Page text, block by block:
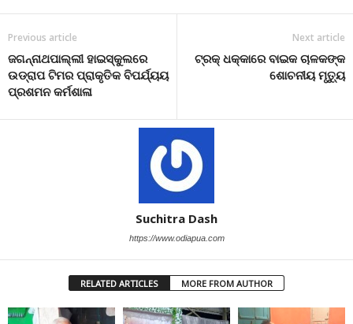
Previous article
ଜଗନ୍ନାଥପାଲ୍ଲୀ ହାଇସ୍କୁଲରେ
ଉଡ୍ରାପ ଟିମର ପ୍ରାକୃତିକ ବିପର୍ଯ୍ୟୟ
ପ୍ରଶମନ କର୍ମଶାଳା
Next article
ଟ୍ରକ୍ ଧକ୍କାରେ ବାଇକ ଚାଳକଙ୍କ
ଶୋଚନୀୟ ମୃତ୍ୟୁ
Suchitra Dash
https://www.odiapua.com
RELATED ARTICLES MORE FROM AUTHOR